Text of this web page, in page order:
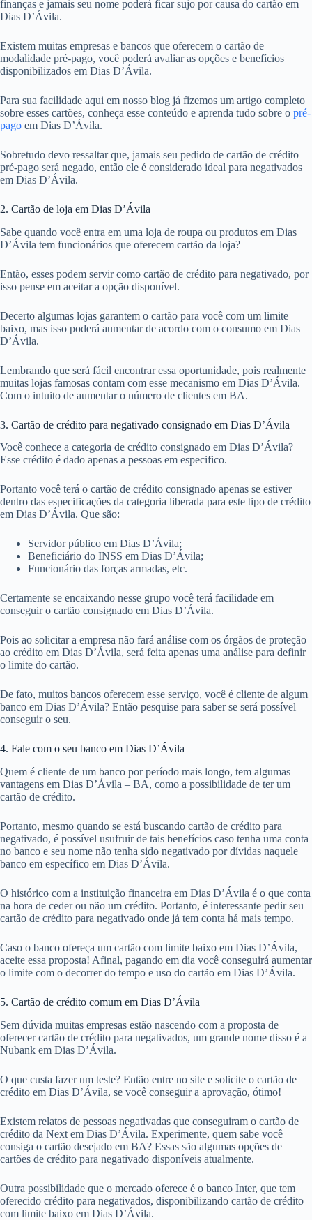
finanças e jamais seu nome poderá ficar sujo por causa do cartão em
Dias D’Ávila.
Existem muitas empresas e bancos que oferecem o cartão de
modalidade pré-pago, você poderá avaliar as opções e benefícios
disponibilizados em Dias D’Ávila.
Para sua facilidade aqui em nosso blog já fizemos um artigo completo
sobre esses cartões, conheça esse conteúdo e aprenda tudo sobre o pré-
pago em Dias D’Ávila.
Sobretudo devo ressaltar que, jamais seu pedido de cartão de crédito
pré-pago será negado, então ele é considerado ideal para negativados
em Dias D’Ávila.
2. Cartão de loja em Dias D’Ávila
Sabe quando você entra em uma loja de roupa ou produtos em Dias
D’Ávila tem funcionários que oferecem cartão da loja?
Então, esses podem servir como cartão de crédito para negativado, por
isso pense em aceitar a opção disponível.
Decerto algumas lojas garantem o cartão para você com um limite
baixo, mas isso poderá aumentar de acordo com o consumo em Dias
D’Ávila.
Lembrando que será fácil encontrar essa oportunidade, pois realmente
muitas lojas famosas contam com esse mecanismo em Dias D’Ávila.
Com o intuito de aumentar o número de clientes em BA.
3. Cartão de crédito para negativado consignado em Dias D’Ávila
Você conhece a categoria de crédito consignado em Dias D’Ávila?
Esse crédito é dado apenas a pessoas em especifico.
Portanto você terá o cartão de crédito consignado apenas se estiver
dentro das especificações da categoria liberada para este tipo de crédito
em Dias D’Ávila. Que são:
Servidor público em Dias D’Ávila;
Beneficiário do INSS em Dias D’Ávila;
Funcionário das forças armadas, etc.
Certamente se encaixando nesse grupo você terá facilidade em
conseguir o cartão consignado em Dias D’Ávila.
Pois ao solicitar a empresa não fará análise com os órgãos de proteção
ao crédito em Dias D’Ávila, será feita apenas uma análise para definir
o limite do cartão.
De fato, muitos bancos oferecem esse serviço, você é cliente de algum
banco em Dias D’Ávila? Então pesquise para saber se será possível
conseguir o seu.
4. Fale com o seu banco em Dias D’Ávila
Quem é cliente de um banco por período mais longo, tem algumas
vantagens em Dias D’Ávila – BA, como a possibilidade de ter um
cartão de crédito.
Portanto, mesmo quando se está buscando cartão de crédito para
negativado, é possível usufruir de tais benefícios caso tenha uma conta
no banco e seu nome não tenha sido negativado por dívidas naquele
banco em específico em Dias D’Ávila.
O histórico com a instituição financeira em Dias D’Ávila é o que conta
na hora de ceder ou não um crédito. Portanto, é interessante pedir seu
cartão de crédito para negativado onde já tem conta há mais tempo.
Caso o banco ofereça um cartão com limite baixo em Dias D’Ávila,
aceite essa proposta! Afinal, pagando em dia você conseguirá aumentar
o limite com o decorrer do tempo e uso do cartão em Dias D’Ávila.
5. Cartão de crédito comum em Dias D’Ávila
Sem dúvida muitas empresas estão nascendo com a proposta de
oferecer cartão de crédito para negativados, um grande nome disso é a
Nubank em Dias D’Ávila.
O que custa fazer um teste? Então entre no site e solicite o cartão de
crédito em Dias D’Ávila, se você conseguir a aprovação, ótimo!
Existem relatos de pessoas negativadas que conseguiram o cartão de
crédito da Next em Dias D’Ávila. Experimente, quem sabe você
consiga o cartão desejado em BA? Essas são algumas opções de
cartões de crédito para negativado disponíveis atualmente.
Outra possibilidade que o mercado oferece é o banco Inter, que tem
oferecido crédito para negativados, disponibilizando cartão de crédito
com limite baixo em Dias D’Ávila.